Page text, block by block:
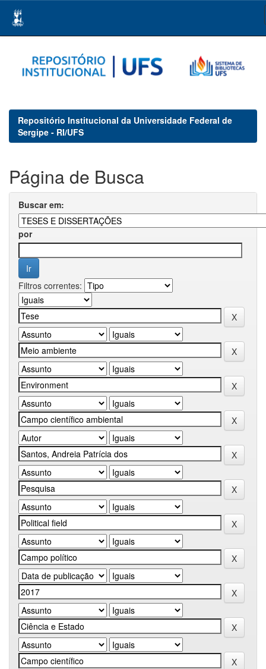
navigation
Repositório Institucional da Universidade Federal de
Sergipe - RI/UFS
Página de Busca
Buscar em:
por
Filtros correntes: